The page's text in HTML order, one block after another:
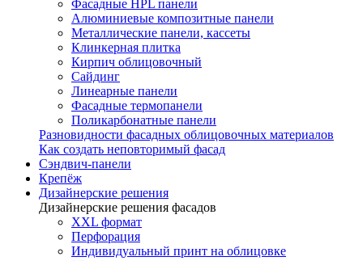
Фасадные HPL панели
Алюминиевые композитные панели
Металлические панели, кассеты
Клинкерная плитка
Кирпич облицовочный
Сайдинг
Линеарные панели
Фасадные термопанели
Поликарбонатные панели
Разновидности фасадных облицовочных материалов
Как создать неповторимый фасад
Сэндвич-панели
Крепёж
Дизайнерские решения
Дизайнерские решения фасадов
XXL формат
Перфорация
Индивидуальный принт на облицовке